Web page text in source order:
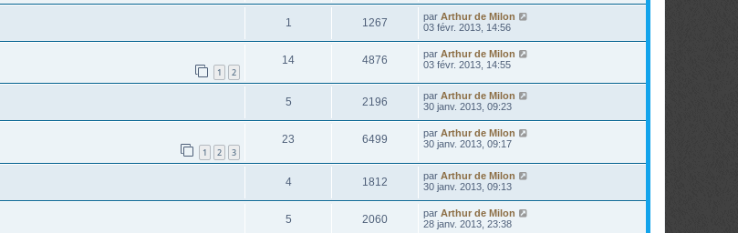
1 1267 par Arthur de Milon
03 févr. 2013, 14:56
1 2
14 4876 par Arthur de Milon
03 févr. 2013, 14:55
5 2196 par Arthur de Milon
30 janv. 2013, 09:23
1 2 3
23 6499 par Arthur de Milon
30 janv. 2013, 09:17
4 1812 par Arthur de Milon
30 janv. 2013, 09:13
5 2060 par Arthur de Milon
28 janv. 2013, 23:38